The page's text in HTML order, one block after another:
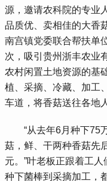
源，邀请农科院的专业
品质优、卖相佳的大香
南宫镇党委联合帮扶单
次，吸引贵州浙丰农业
农村闲置土地资源的基
植、采摘、冷藏、加工
车道，将香菇送往各地
“从去年6月种下75万
菇，鲜、干两种香菇先
元。”叶老板正跟着工
种下菌棒到采摘加工，